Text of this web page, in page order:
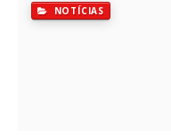
NOTÍCIAS